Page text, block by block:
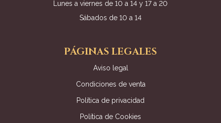
Lunes a viernes de 10 a 14 y 17 a 20
Sábados de 10 a 14
PÁGINAS LEGALES
Aviso legal
Condiciones de venta
Política de privacidad
Política de Cookies